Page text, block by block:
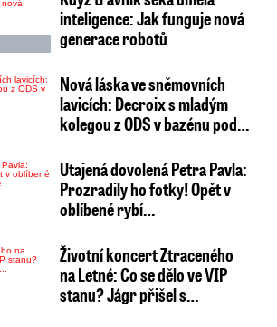
inteligence: Jak funguje nová
generace robotů
Nová láska ve sněmovních
lavicích: Decroix s mladým
kolegou z ODS v bazénu pod…
Utajená dovolená Petra Pavla:
Prozradily ho fotky! Opět v
oblíbené rybí…
Životní koncert Ztraceného
na Letné: Co se dělo ve VIP
stanu? Jágr přišel s…